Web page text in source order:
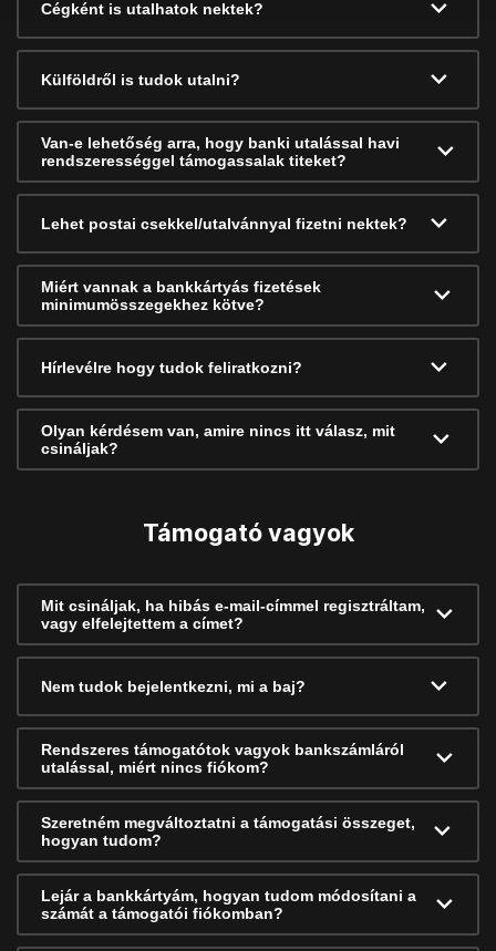
Cégként is utalhatok nektek?
Külföldről is tudok utalni?
Van-e lehetőség arra, hogy banki utalással havi
rendszerességgel támogassalak titeket?
Lehet postai csekkel/utalvánnyal fizetni nektek?
Miért vannak a bankkártyás fizetések
minimumösszegekhez kötve?
Hírlevélre hogy tudok feliratkozni?
Olyan kérdésem van, amire nincs itt válasz, mit
csináljak?
Támogató vagyok
Mit csináljak, ha hibás e-mail-címmel regisztráltam,
vagy elfelejtettem a címet?
Nem tudok bejelentkezni, mi a baj?
Rendszeres támogatótok vagyok bankszámláról
utalással, miért nincs fiókom?
Szeretném megváltoztatni a támogatási összeget,
hogyan tudom?
Lejár a bankkártyám, hogyan tudom módosítani a
számát a támogatói fiókomban?